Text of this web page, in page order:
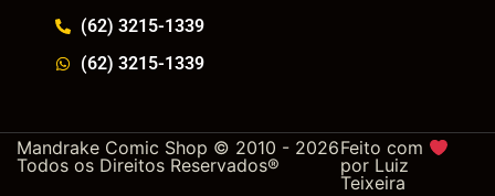
(62) 3215-1339
(62) 3215-1339
Mandrake Comic Shop © 2010 - 2026
Todos os Direitos Reservados®
Feito com
por Luiz
Teixeira